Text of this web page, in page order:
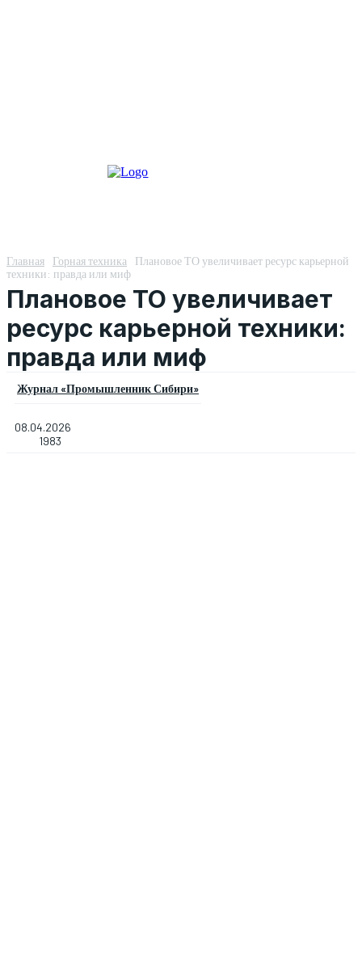
Главная Горная техника
Плановое ТО увеличивает ресурс карьерной
техники: правда или миф
Плановое ТО увеличивает
ресурс карьерной техники:
правда или миф
Журнал «Промышленник Сибири»
08.04.2026
1983